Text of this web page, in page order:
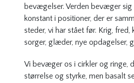
bevægelser. Verden bevæger
konstant i positioner, der er
steder, vi har stået før. Krig, fred,
sorger, glæder, nye opdagelser,
Vi bevæger os i cirkler og ringe,
størrelse og styrke, men basalt